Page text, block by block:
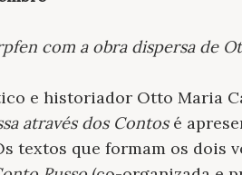
com a obra dispersa de
e historiador Otto Maria
através dos Contosé
textos que formam os dois